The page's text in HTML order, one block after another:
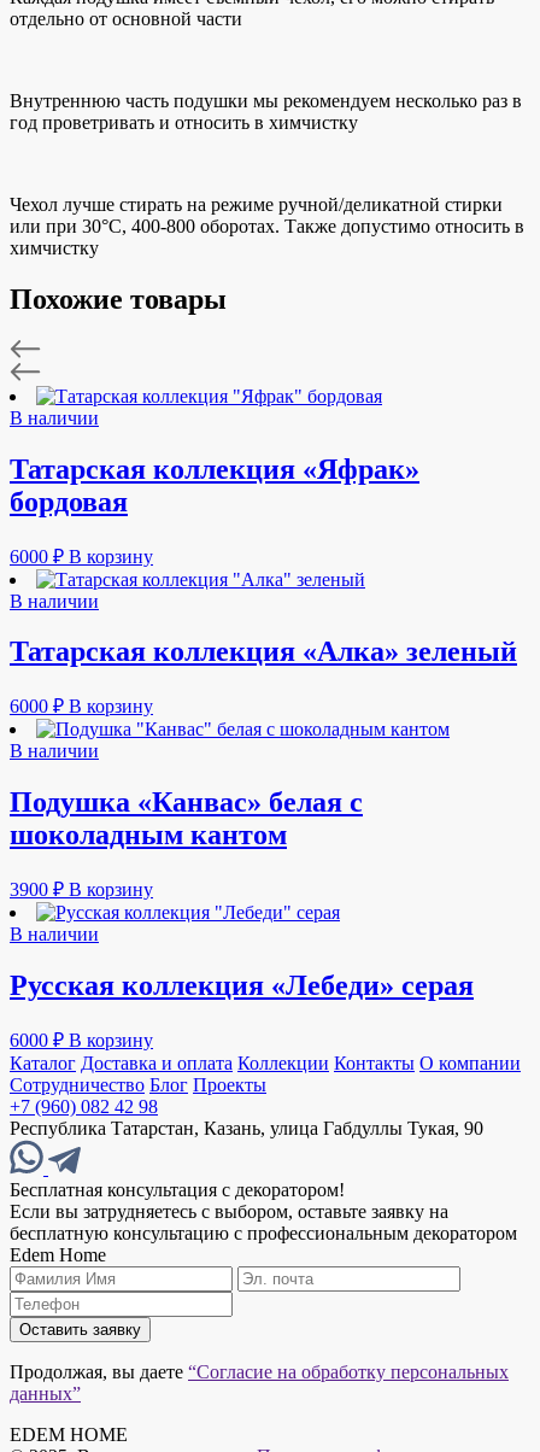
отдельно от основной части
Внутреннюю часть подушки мы рекомендуем несколько раз в
год проветривать и относить в химчистку
Чехол лучше стирать на режиме ручной/деликатной стирки
или при 30°C, 400-800 оборотах. Также допустимо относить в
химчистку
Похожие товары
В наличии
Татарская коллекция «Яфрак»
бордовая
6000 ₽ В корзину
В наличии
Татарская коллекция «Алка» зеленый
6000 ₽ В корзину
В наличии
Подушка «Канвас» белая с
шоколадным кантом
3900 ₽ В корзину
В наличии
Русская коллекция «Лебеди» серая
6000 ₽ В корзину
Каталог Доставка и оплата Коллекции Контакты О компании
Сотрудничество Блог Проекты
+7 (960) 082 42 98
Республика Татарстан, Казань, улица Габдуллы Тукая, 90
Бесплатная консультация с декоратором!
Если вы затрудняетесь с выбором, оставьте заявку на
бесплатную консультацию с профессиональным декоратором
Edem Home
Оставить заявку
Продолжая, вы даете “Согласие на обработку персональных
данных”
EDEM HOME